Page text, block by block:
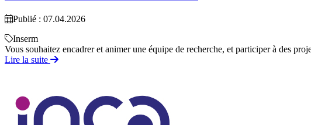
Publié : 07.04.2026
Inserm
Vous souhaitez encadrer et animer une équipe de recherche, et participer à des
Lire la suite